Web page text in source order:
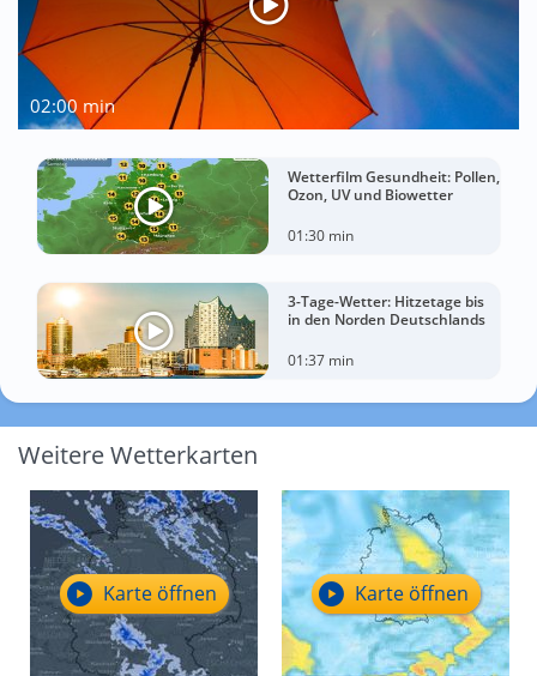
02:00 min
Wetterfilm Gesundheit: Pollen,
Ozon, UV und Biowetter
01:30 min
3-Tage-Wetter: Hitzetage bis
in den Norden Deutschlands
01:37 min
Weitere Wetterkarten
Karte öffnen Karte öffnen